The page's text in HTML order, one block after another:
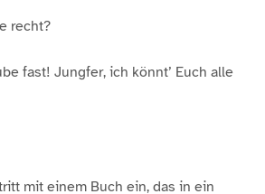
recht?
fast! Jungfer, ich könnt’ Euch alle
mit einem Buch ein, das in ein